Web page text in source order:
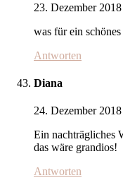
23. Dezember
was für ein
Antworten
Diana
24. Dezember
Ein nachträgliches
das wäre grandios!
Antworten